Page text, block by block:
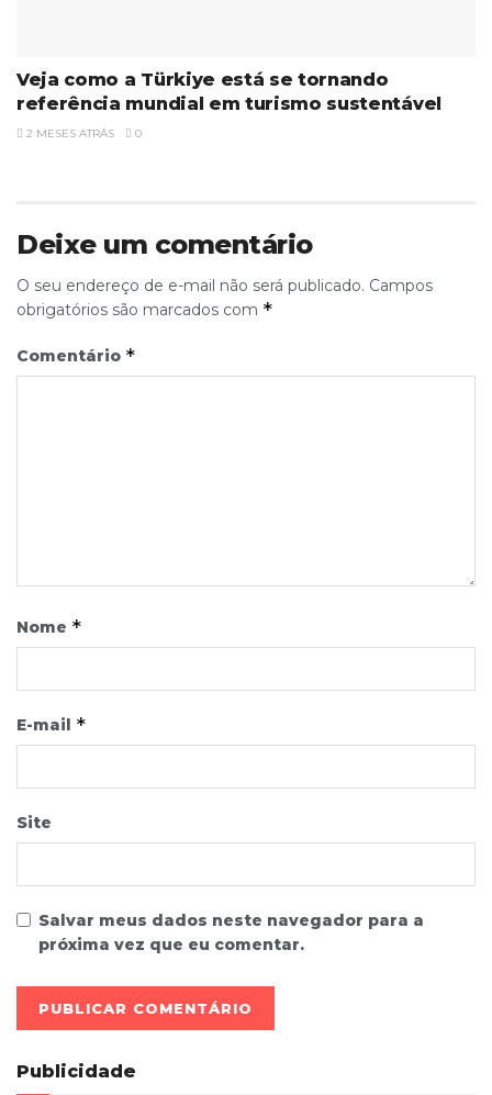
Veja como a Türkiye está se tornando
referência mundial em turismo sustentável
2 MESES ATRÁS 0
Deixe um comentário
O seu endereço de e-mail não será publicado. Campos
obrigatórios são marcados com *
Comentário *
Nome *
E-mail *
Site
Salvar meus dados neste navegador para a
próxima vez que eu comentar.
Publicidade